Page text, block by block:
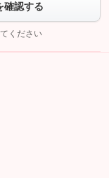
わせを
確認する
ください